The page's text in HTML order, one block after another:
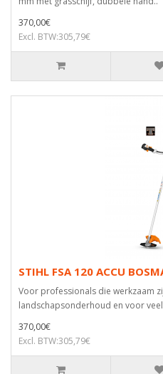
370,00€
Excl. BTW:305,79€
STIHL FSA 120 ACCU
Voor professionals die werkzaam
landschapsonderhoud en voor
370,00€
Excl. BTW:305,79€